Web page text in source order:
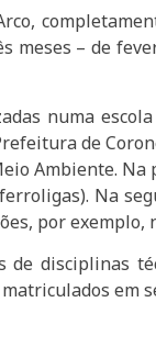
– de
numa
de
Ambiente.
Na
por
disciplinas